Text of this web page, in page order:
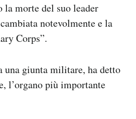
morte del suo leader
notevolmente e la
Corps”.
una giunta militare, ha detto
l’organo più importante